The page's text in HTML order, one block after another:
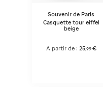
Souvenir de Paris
Casquette tour eiffel
beige
A partir de : 25, 99 €